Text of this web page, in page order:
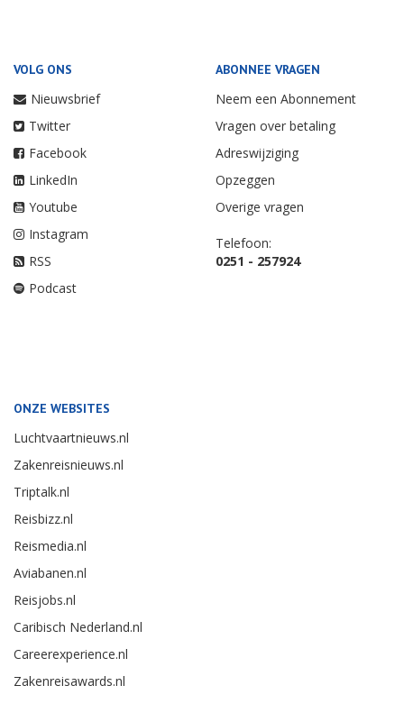
VOLG ONS
Nieuwsbrief
Twitter
Facebook
LinkedIn
Youtube
Instagram
RSS
Podcast
ABONNEE VRAGEN
Neem een Abonnement
Vragen over betaling
Adreswijziging
Opzeggen
Overige vragen
Telefoon:
0251 - 257924
ONZE WEBSITES
Luchtvaartnieuws.nl
Zakenreisnieuws.nl
Triptalk.nl
Reisbizz.nl
Reismedia.nl
Aviabanen.nl
Reisjobs.nl
Caribisch Nederland.nl
Careerexperience.nl
Zakenreisawards.nl